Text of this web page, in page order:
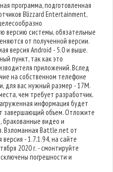
программа, подготовленная
Blizzard Entertainment,
версию системы, обязательные
от полученной версии.
версия Android - 5.0 и выше.
пункт, так как это
приложений. Вслед
на собственном телефоне
для вас нужный размер - 17M.
чем требует разработчик.
информация будет
завершающий объем. Отложите
бракованные видео и
Взломанная Battle.net от
- 1.7.1.94, на сайте
2020 г. - смонтируйте
погрешности и